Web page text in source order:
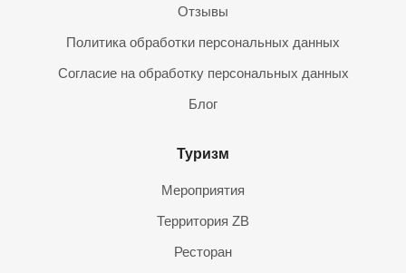
Отзывы
Политика обработки персональных данных
Согласие на обработку персональных данных
Блог
Туризм
Мероприятия
Территория ZB
Ресторан